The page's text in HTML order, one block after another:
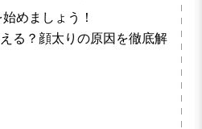
めましょう！
る？顔太りの原因を徹底解